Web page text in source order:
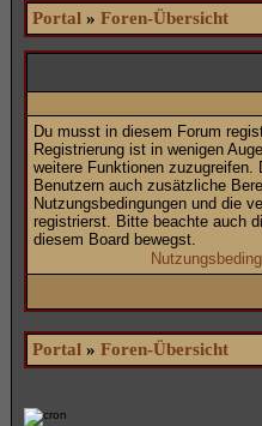
Portal » Foren-Übersicht
Du musst in diesem Forum
Registrierung ist in wenigen
weitere Funktionen zuzugreifen.
Benutzern auch zusätzliche
Nutzungsbedingungen und die
registrierst. Bitte beachte auch
diesem Board bewegst.
Portal » Foren-Übersicht